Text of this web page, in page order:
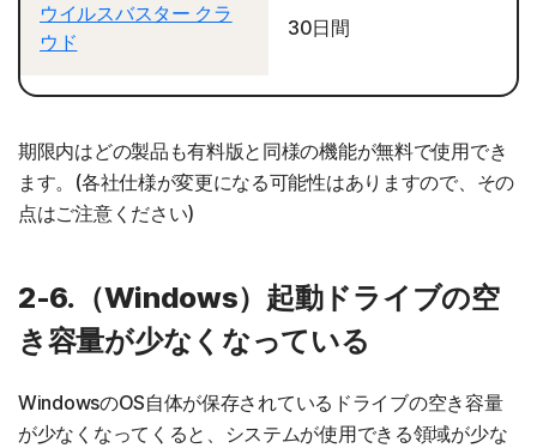
ウイルスバスター クラ
ウド
30日間
期限内はどの製品も有料版と同様の機能が無料で使用でき
ます。(各社仕様が変更になる可能性はありますので、その
点はご注意ください)
2-6.（Windows）起動ドライブの空
き容量が少なくなっている
WindowsのOS自体が保存されているドライブの空き容量
が少なくなってくると、システムが使用できる領域が少な